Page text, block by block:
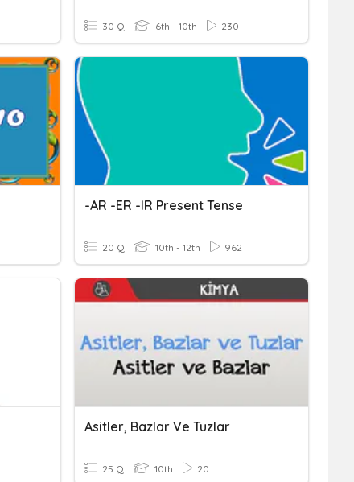
30 Q 6th - 10th 230
-AR -ER -IR Present Tense
20 Q 10th - 12th 962
Asitler, Bazlar Ve Tuzlar
25 Q 10th 20